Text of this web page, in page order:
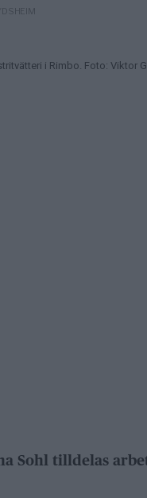
i Rimbo. Foto: Viktor
Sohl tilldelas